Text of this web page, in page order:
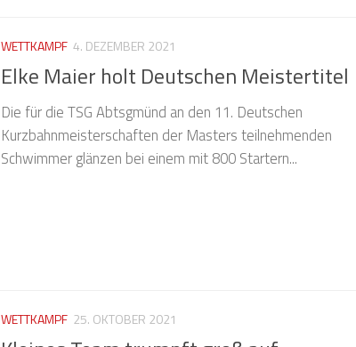
WETTKAMPF 4. DEZEMBER 2021
Elke Maier holt Deutschen Meistertitel
Die für die TSG Abtsgmünd an den 11. Deutschen
Kurzbahnmeisterschaften der Masters teilnehmenden
Schwimmer glänzen bei einem mit 800 Startern...
WETTKAMPF 25. OKTOBER 2021